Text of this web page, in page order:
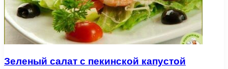
Зеленый салат с пекинской капустой